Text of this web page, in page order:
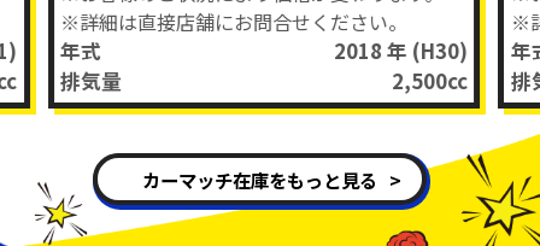
※詳細は直接店舗にお問合せください。
年式
2018 年 (H30)
排気量
2,500cc
※
年
排
カーマッチ在庫をもっと見る